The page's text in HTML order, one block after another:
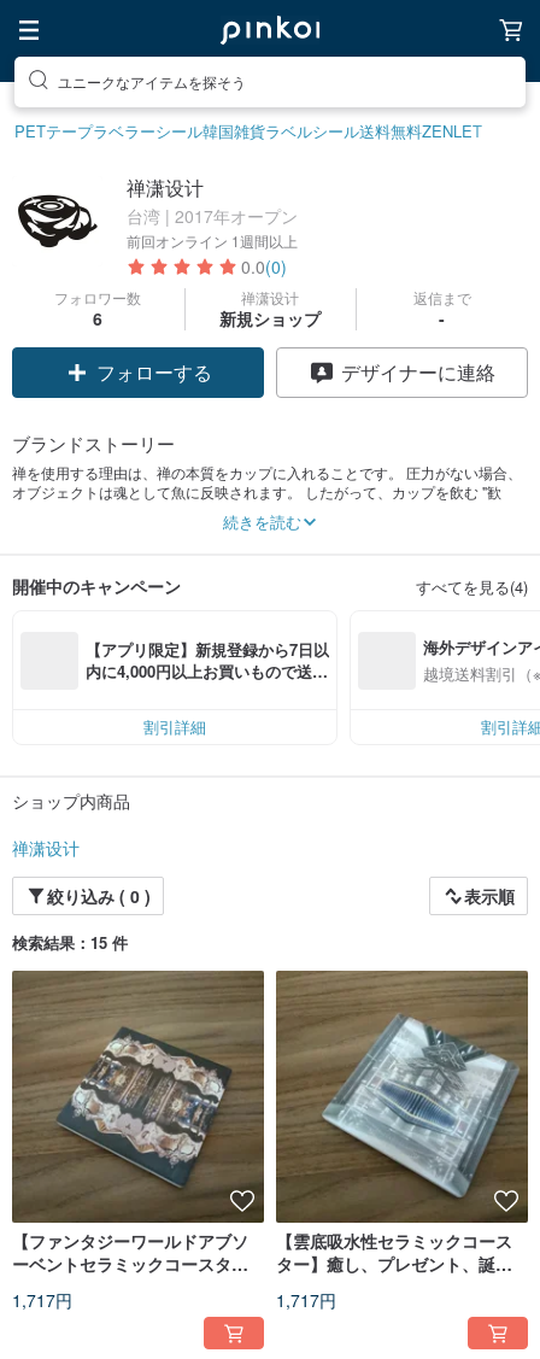
ユニークなアイテムを探そう
PETテープラベラーシール韓国雑貨ラベルシール送料無料ZENLET
禅潇设计
台湾 | 2017年オープン
前回オンライン 1週間以上
0.0(0)
フォロワー数
6
禅潇设计
新規ショップ
返信まで
-
フォローする デザイナーに連絡
ブランドストーリー
禅を使用する理由は、禅の本質をカップに入れることです。 圧力がない場合、
オブジェクトは魂として魚に反映されます。 したがって、カップを飲む "歓
声"の行動は、 "禅"の本質を吸収し、禅の本質とシックな2つの要素で禅のブラ
ンドの精神を構成し、人間の圧力を圧迫し、東洋の人道的思考に統合する。 そ
続きを読む
開催中のキャンペーン すべてを見る(4)
【アプリ限定】新規登録から7日以
内に4,000円以上お買いもので送料
割引詳細
海外デザインア
入
越境送料割引（
割引詳
ショップ内商品
禅潇设计
絞り込み ( 0 )
表示順
検索結果：15 件
【ファンタジーワールドアブソ
ーベントセラミックコースタ
プル、クリスマス
1,717円
【雲底吸水性セラミックコース
ター】癒し、プレゼント、誕生
1,717円